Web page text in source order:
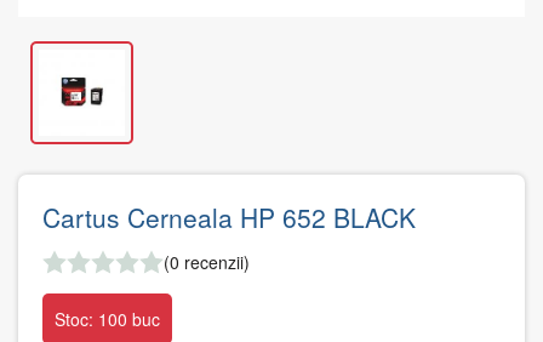
Cartus Cerneala HP 652 BLACK
(0 recenzii)
Stoc: 100 buc